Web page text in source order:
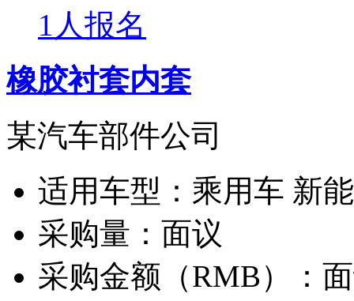
1人报名
橡胶衬套内套
某汽车部件公司
适用车型： 乘用车 新
采购量： 面议
采购金额（RMB）：